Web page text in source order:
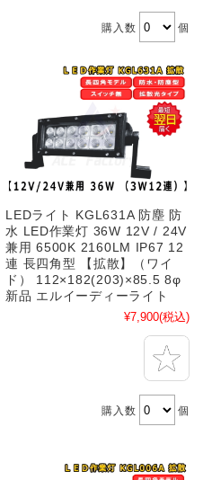
購入数 個
LEDライト KGL631A 防塵 防
水 LED作業灯 36W 12V / 24V
兼用 6500K 2160LM IP67 12
連 長四角型 【拡散】（ワイ
ド） 112×182(203)×85.5 8φ
新品 エルイーディーライト
¥7,900(税込)
購入数 個